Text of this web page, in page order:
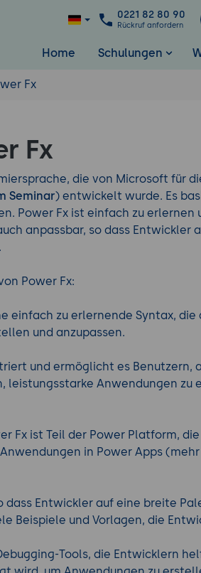
0221 82 80 90
Rückruf anfordern
Home Schulungen
Fx
Fx
die von Microsoft für
Seminar) entwickelt wurde. Es
Power Fx ist einfach zu
anpassbar, so dass
Power Fx:
einfach zu erlernende Syntax,
und anzupassen.
und ermöglicht es Benutzern,
leistungsstarke Anwendungen
Fx ist Teil der Power Platform,
in Power Apps
dass Entwickler auf eine breite
Beispiele und Vorlagen, die
Tools, die Entwicklern